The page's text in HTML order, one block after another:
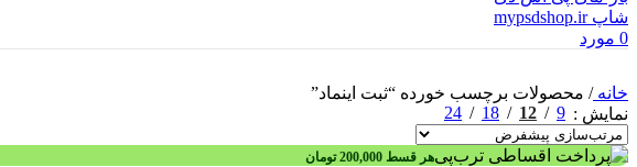
0 مورد
خانه/ محصولات برچسب خورده “ثبت اینماد”
نمایش
9
12
18
24
هر قسط 200,000 تومان